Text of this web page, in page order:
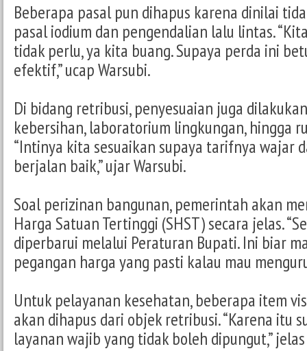
Beberapa pasal pun dihapus karena dinilai
pasal iodium dan pengendalian lalu lintas.
tidak perlu, ya kita buang. Supaya perda ini
efektif,” ucap Warsubi.
Di bidang retribusi, penyesuaian juga
kebersihan, laboratorium lingkungan, hingga
“Intinya kita sesuaikan supaya tarifnya wajar
berjalan baik,” ujar Warsubi.
Soal perizinan bangunan, pemerintah akan
Harga Satuan Tertinggi (SHST) secara jelas.
diperbarui melalui Peraturan Bupati. Ini biar
pegangan harga yang pasti kalau mau
Untuk pelayanan kesehatan, beberapa item
akan dihapus dari objek retribusi. “Karena itu
layanan wajib yang tidak boleh dipungut,”